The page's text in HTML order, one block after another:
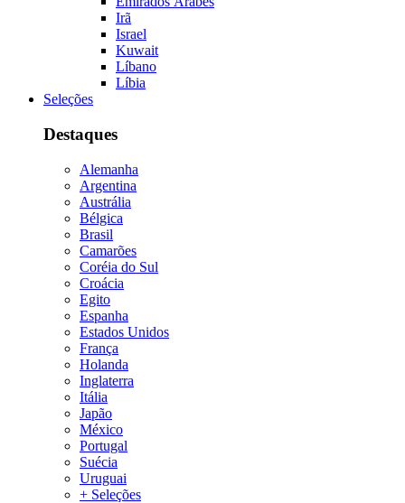
Irã
Israel
Kuwait
Líbano
Líbia
Seleções
Destaques
Alemanha
Argentina
Austrália
Bélgica
Brasil
Camarões
Coréia do Sul
Croácia
Egito
Espanha
Estados Unidos
França
Holanda
Inglaterra
Itália
Japão
México
Portugal
Suécia
Uruguai
+ Seleções